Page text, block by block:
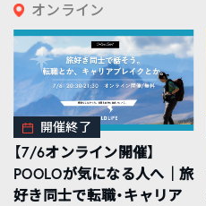
オンライン
開催終了
【7/6オンライン開催】
POOLOが気になる人へ｜旅
好き同士で転職・キャリア